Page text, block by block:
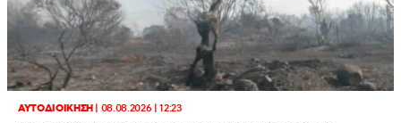
ΑΥΤΟΔΙΟΙΚΗΣΗ| 08.08.2026 | 12:23